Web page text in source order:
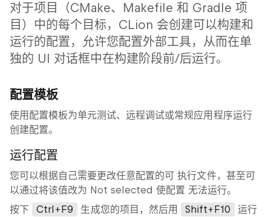
对于项目（CMake、Makefile 和 Gradle 项
目）中的每个目标，CLion 会创建可以构建和
运行的配置，允许您配置外部工具，从而在单
独的 UI 对话框中在构建阶段前/后运行。
配置模板
使用配置模板为单元测试、远程调试或常规应用程序运行
创建配置。
运行配置
您可以根据自己需要更改任意配置的可 执行文件，甚至可
以通过将该值改为 Not selected 使配置 无法运行。
按下
Ctrl+F9 生成您的项目，然后用 Shift+F10
运行